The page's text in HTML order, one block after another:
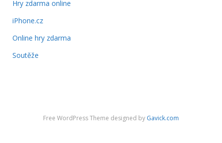
Hry zdarma online
iPhone.cz
Online hry zdarma
Soutěže
Free WordPress Theme designed by Gavick.com